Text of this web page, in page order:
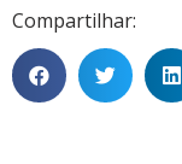
Compartilhar: